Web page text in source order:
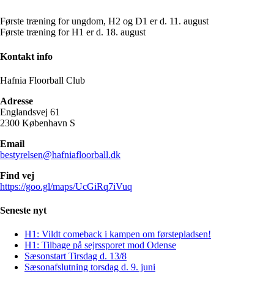
Første træning for ungdom, H2 og D1 er d. 11. august
Første træning for H1 er d. 18. august
Kontakt info
Hafnia Floorball Club
Adresse
Englandsvej 61
2300 København S
Email
bestyrelsen@hafniafloorball.dk
Find vej
https://goo.gl/maps/UcGiRq7iVuq
Seneste nyt
H1: Vildt comeback i kampen om førstepladsen!
H1: Tilbage på sejrssporet mod Odense
Sæsonstart Tirsdag d. 13/8
Sæsonafslutning torsdag d. 9. juni